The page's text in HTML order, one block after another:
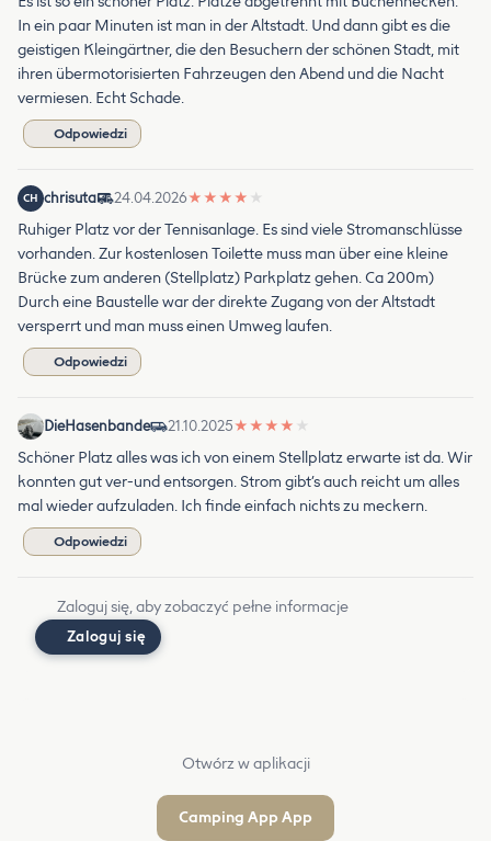
In ein paar Minuten ist man in der Altstadt. Und dann gibt es die
geistigen Kleingärtner, die den Besuchern der schönen Stadt, mit
ihren übermotorisierten Fahrzeugen den Abend und die Nacht
vermiesen. Echt Schade.
Odpowiedzi
CH chrisuta 24.04.2026★ ★ ★ ★ ★
Ruhiger Platz vor der Tennisanlage. Es sind viele Stromanschlüsse
vorhanden. Zur kostenlosen Toilette muss man über eine kleine
Brücke zum anderen (Stellplatz) Parkplatz gehen. Ca 200m)
Durch eine Baustelle war der direkte Zugang von der Altstadt
versperrt und man muss einen Umweg laufen.
Odpowiedzi
DieHasenbande 21.10.2025★ ★ ★ ★ ★
Schöner Platz alles was ich von einem Stellplatz erwarte ist da. Wir
konnten gut ver-und entsorgen. Strom gibt’s auch reicht um alles
mal wieder aufzuladen. Ich finde einfach nichts zu meckern.
Odpowiedzi
Zaloguj się, aby zobaczyć pełne informacje
Zaloguj się
Otwórz w aplikacji
Camping App App